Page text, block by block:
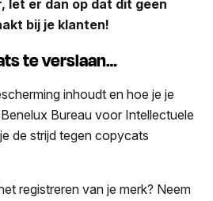
let er dan op dat dit geen
bij je klanten!
te verslaan…
inhoudt en hoe je je
Bureau voor Intellectuele
de strijd tegen copycats
registreren van je merk? Neem